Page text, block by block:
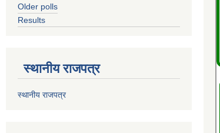
Older polls
Results
स्थानीय राजपत्र
स्थानीय राजपत्र